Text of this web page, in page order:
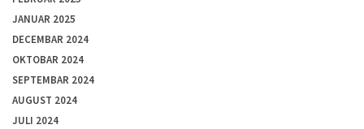
JANUAR 2025
DECEMBAR 2024
OKTOBAR 2024
SEPTEMBAR 2024
AUGUST 2024
JULI 2024